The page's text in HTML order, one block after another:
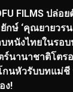
FILMS ปล่อ
ษ์ ‘คุณยายวรน
บหนังไทยในรอ
นานาชาติโตร
กนหัวรับบทแม่
ง!